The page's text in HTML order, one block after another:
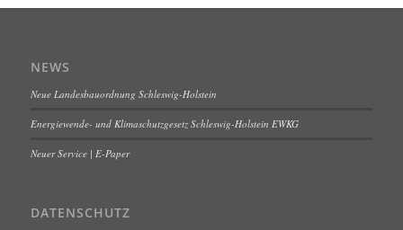
NEWS
Neue Landesbauordnung Schleswig-Holstein
Energiewende- und Klimaschutzgesetz Schleswig-Holstein EWKG
Neuer Service | E-Paper
DATENSCHUTZ